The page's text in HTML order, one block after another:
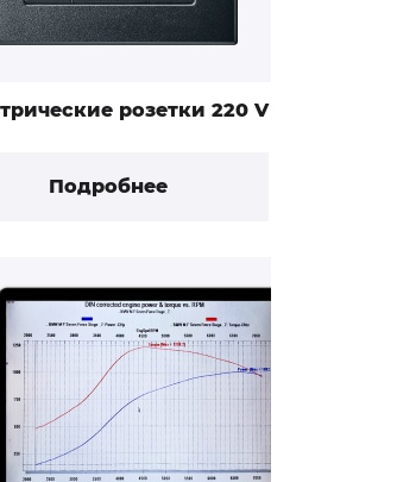
розетки 220 V
Подробнее